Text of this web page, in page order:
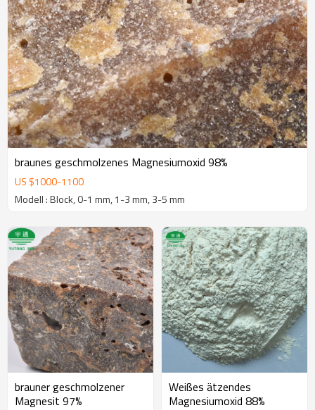
braunes geschmolzenes Magnesiumoxid 98%
US $1000-1100
Modell : Block, 0-1 mm, 1-3 mm, 3-5 mm
brauner geschmolzener
Magnesit 97%
Weißes ätzendes
Magnesiumoxid 88%